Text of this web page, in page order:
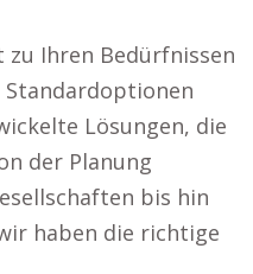
zu Ihren Bedürfnissen
Standardoptionen
Lösungen, die
der Planung
bis hin
haben die richtige